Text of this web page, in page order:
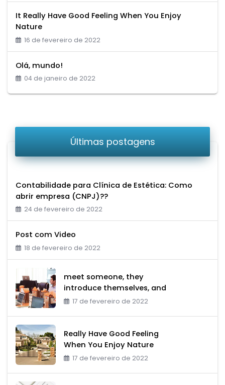
It Really Have Good Feeling When You Enjoy
Nature
16 de fevereiro de 2022
Olá, mundo!
04 de janeiro de 2022
Últimas postagens
Contabilidade para Clí­nica de Estética: Como
abrir empresa (CNPJ)??
24 de fevereiro de 2022
Post com Video
18 de fevereiro de 2022
meet someone, they
introduce themselves, and
17 de fevereiro de 2022
Really Have Good Feeling
When You Enjoy Nature
17 de fevereiro de 2022